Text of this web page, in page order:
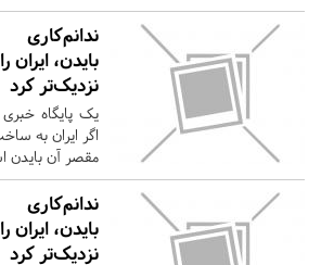
ندانم‌کاری
بایدن،
نزدیک‌تر کرد
یک پایگاه خبری
اگر ایران به
مقصر آن بایدن
ندانم‌کاری
بایدن،
نزدیک‌تر کرد